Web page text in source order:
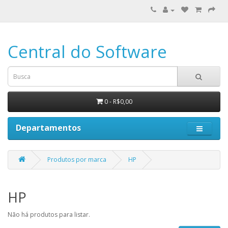
Central do Software
0 - R$0,00
Departamentos
Produtos por marca HP
HP
Não há produtos para listar.